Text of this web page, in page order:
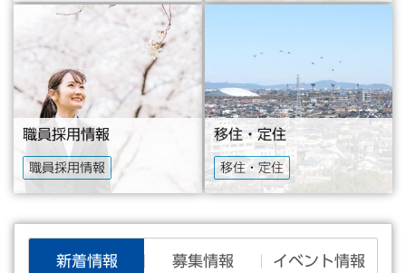
職員採用情報
職員採用情報
移住・定住
移住・定住
新着情報 募集情報 イベント情報